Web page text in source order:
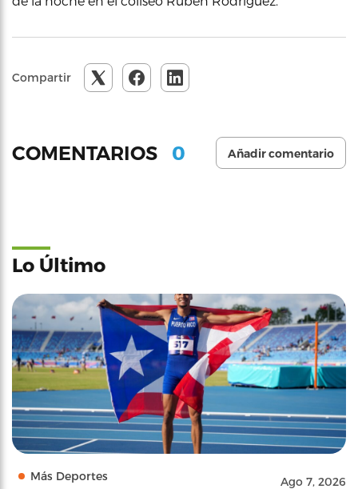
Compartir
COMENTARIOS 0 Añadir comentario
Lo Último
Más Deportes Ago 7, 2026